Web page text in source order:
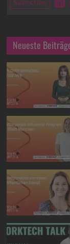
Neueste